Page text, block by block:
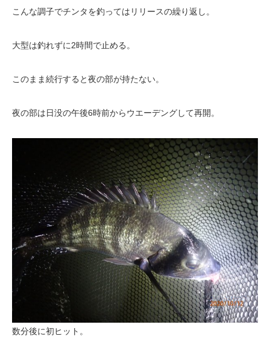
こんな調子でチンタを釣ってはリリースの繰り返し。
大型は釣れずに2時間で止める。
このまま続行すると夜の部が持たない。
夜の部は日没の午後6時前からウエーデングして再開。
数分後に初ヒット。